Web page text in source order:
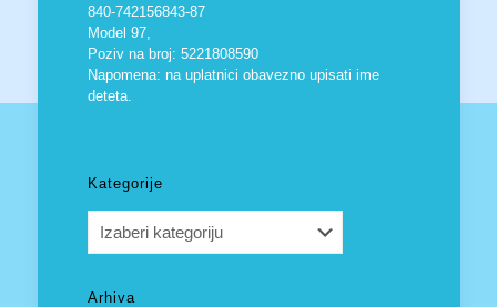
840-742156843-87
Model 97,
Poziv na broj: 5221808590
Napomena: na uplatnici obavezno upisati ime
deteta.
Kategorije
Arhiva